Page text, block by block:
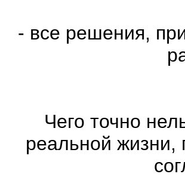
- все решения,
Чего точно
реальной жизни,